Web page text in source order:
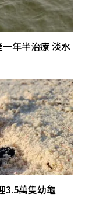
年半治療 淡水
3.5萬隻幼龜